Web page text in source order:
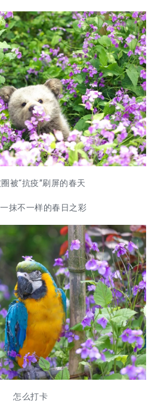
被“抗疫”刷屏的春天
抹不一样的春日之彩
怎么打卡